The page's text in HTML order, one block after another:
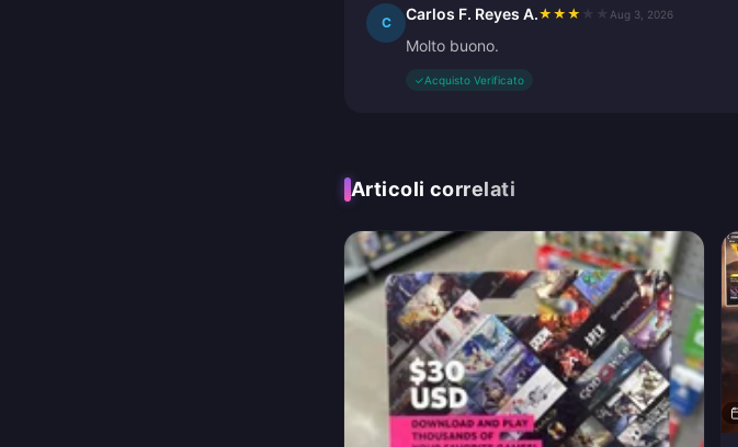
C Carlos F. Reyes A.★ ★ ★ Aug 3, 2026
Molto buono.
✓Acquisto Verificato
Articoli correlati